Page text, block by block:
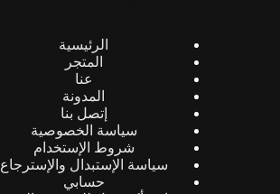
الرئيسية
المتجر
عنا
المدونة
إتصل بنا
سياسة الخصوصية
شروط الإستخدام
سياسة الإستبدال والإسترجاع
حسابي